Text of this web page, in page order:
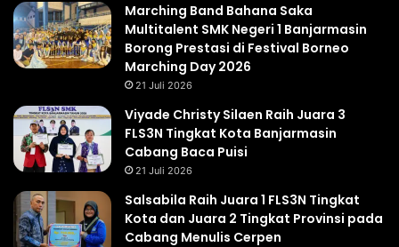
Marching Band Bahana Saka
Multitalent SMK Negeri 1 Banjarmasin
Borong Prestasi di Festival Borneo
Marching Day 2026
21 Juli 2026
Viyade Christy Silaen Raih Juara 3
FLS3N Tingkat Kota Banjarmasin
Cabang Baca Puisi
21 Juli 2026
Salsabila Raih Juara 1 FLS3N Tingkat
Kota dan Juara 2 Tingkat Provinsi pada
Cabang Menulis Cerpen